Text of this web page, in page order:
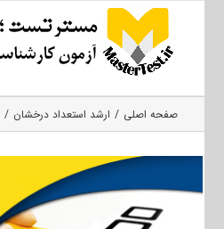
صفحه اصلی ارشد استعداد درخشان